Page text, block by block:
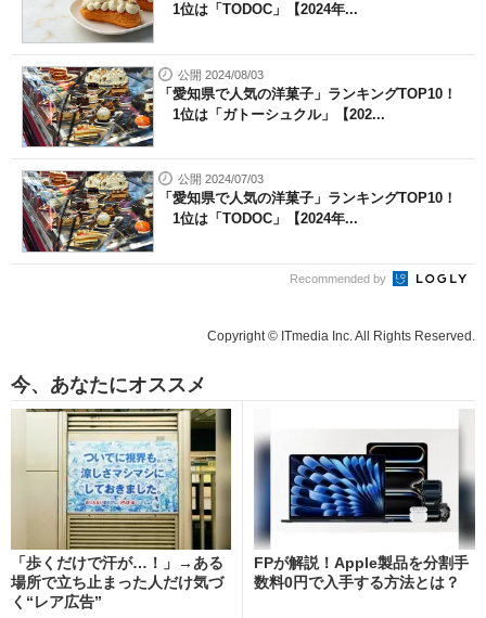
1位は「TODOC」【2024年...
公開 2024/08/03
「愛知県で人気の洋菓子」ランキングTOP10！
1位は「ガトーシュクル」【202...
公開 2024/07/03
「愛知県で人気の洋菓子」ランキングTOP10！
1位は「TODOC」【2024年...
Recommended by
Copyright © ITmedia Inc. All Rights Reserved.
今、あなたにオススメ
「歩くだけで汗が…！」→ある
場所で立ち止まった人だけ気づ
く“レア広告”
FPが解説！Apple製品を分割手
数料0円で入手する方法とは？